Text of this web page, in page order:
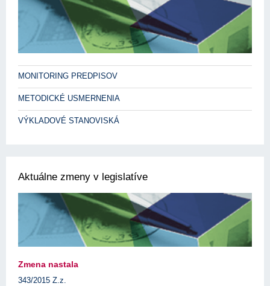
MONITORING PREDPISOV
METODICKÉ USMERNENIA
VÝKLADOVÉ STANOVISKÁ
Aktuálne zmeny v legislatíve
Zmena nastala
343/2015 Z.z.